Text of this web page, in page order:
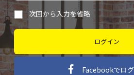
次回から入力を省略
ログイン
Facebookでロ